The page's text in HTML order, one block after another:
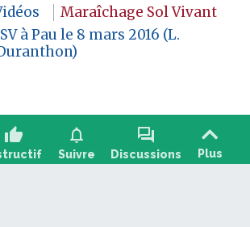
Maraîchage Sol Vivant
à Pau le 8 mars 2016 (L.
thumb_up notifications
Suivre
forum
Discussions Plus